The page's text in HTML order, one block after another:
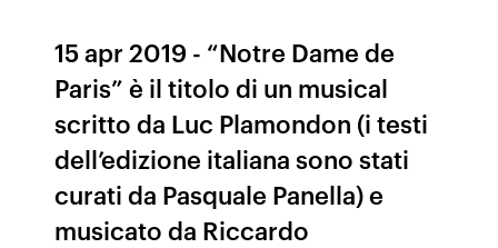
15 apr 2019 - “Notre Dame de
Paris” è il titolo di un musical
scritto da Luc Plamondon (i testi
dell’edizione italiana sono stati
curati da Pasquale Panella) e
musicato da Riccardo